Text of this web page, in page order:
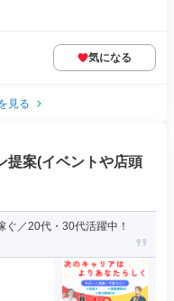
気になる
見る
提案(イベントや店頭
ぐ／20代・30代活躍中！